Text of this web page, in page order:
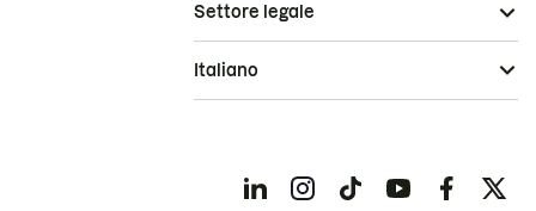
Settore legale
Italiano